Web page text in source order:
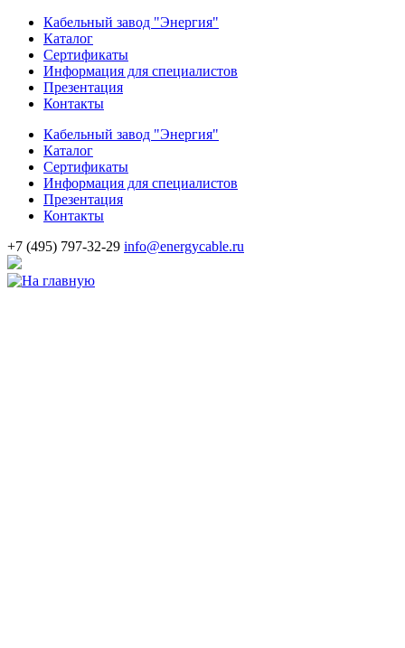
Кабельный завод "Энергия"
Каталог
Сертификаты
Информация для специалистов
Презентация
Контакты
Кабельный завод "Энергия"
Каталог
Сертификаты
Информация для специалистов
Презентация
Контакты
+7 (495) 797-32-29 info@energycable.ru